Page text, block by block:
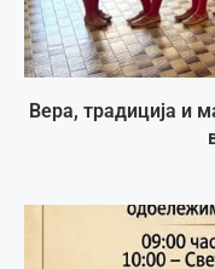
Вера, традиција и